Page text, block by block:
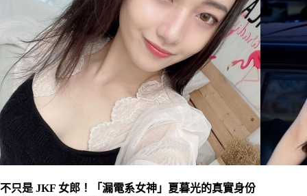
不只是 JKF 女郎！「漏電系女神」夏暮光的真實身份